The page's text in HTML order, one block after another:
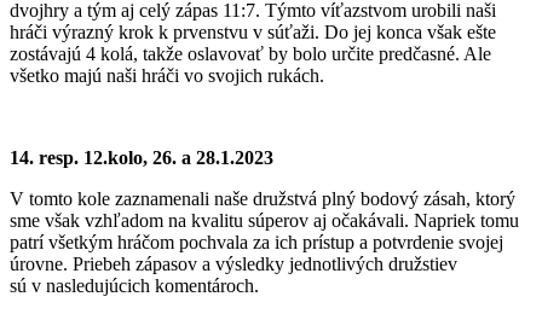
dvojhry a tým aj celý zápas 11:7. Týmto víťazstvom urobili naši
hráči výrazný krok k prvenstvu v súťaži. Do jej konca však ešte
zostávajú 4 kolá, takže oslavovať by bolo určite predčasné. Ale
všetko majú naši hráči vo svojich rukách.
14. resp. 12.kolo, 26. a 28.1.2023
V tomto kole zaznamenali naše družstvá plný bodový zásah, ktorý
sme však vzhľadom na kvalitu súperov aj očakávali. Napriek tomu
patrí všetkým hráčom pochvala za ich prístup a potvrdenie svojej
úrovne. Priebeh zápasov a výsledky jednotlivých družstiev
sú v nasledujúcich komentároch.